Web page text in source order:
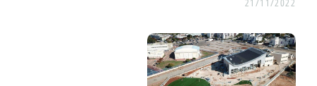
21/11/2022